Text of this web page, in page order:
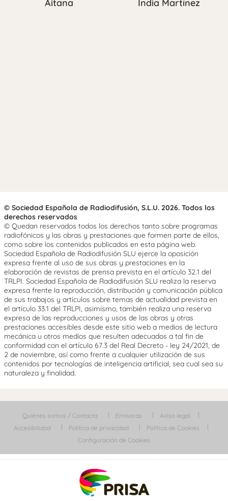
Aitana India Martínez
© Sociedad Española de Radiodifusión, S.L.U. 2026. Todos los
derechos reservados
© Quedan reservados todos los derechos tanto sobre programas
radiofónicos y las obras y prestaciones que formen parte de ellos,
como sobre los contenidos publicados en esta página web.
Sociedad Española de Radiodifusión SLU ejerce la oposición
expresa frente al uso de sus obras y prestaciones en la
elaboración de revistas de prensa prevista en el artículo 32.1 del
TRLPI. Sociedad Española de Radiodifusión SLU realiza la reserva
expresa frente la reproducción, distribución y comunicación pública
de sus trabajos y artículos sobre temas de actualidad prevista en
el artículo 33.1 del TRLPI, asimismo, también realiza una reserva
expresa de las reproducciones y usos de las obras y otras
prestaciones accesibles desde este sitio web a medios de lectura
mecánica u otros medios que resulten adecuados a tal fin de
conformidad con el artículo 67.3 del Real Decreto - ley 24/2021, de
2 de noviembre, así como frente a cualquier utilización de sus
contenidos por tecnologías de inteligencia artificial, sea cual sea su
naturaleza y finalidad.
Quiénes somos / Contacta Emisoras
Aviso legal
Accesibilidad
Política de privacidad
Política de Cookies
Configuración de Cookies